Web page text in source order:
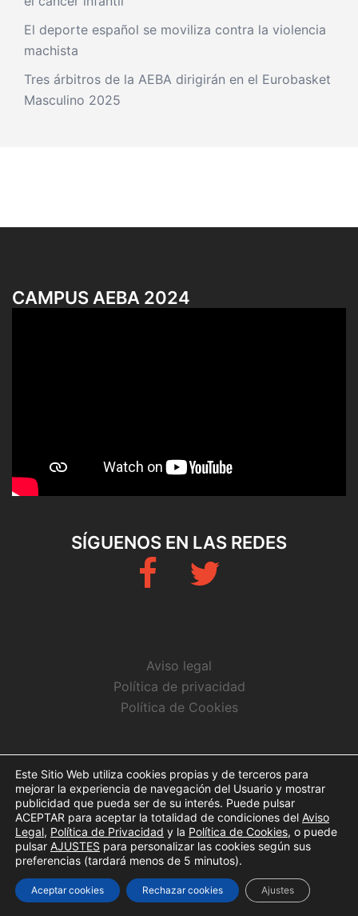
El deporte español se moviliza contra la violencia
machista
Tres árbitros de la AEBA dirigirán en el Eurobasket
Masculino 2025
CAMPUS AEBA 2024
SÍGUENOS EN LAS REDES
Fb Twitter
Aviso legal
Política de privacidad
Política de Cookies
CONTACTO
info@arbitrosaeba.com
© Copyright 2017. Todos los derechos reservados
Este Sitio Web utiliza cookies propias y de terceros para
mejorar la experiencia de navegación del Usuario y mostrar
publicidad que pueda ser de su interés. Puede pulsar
ACEPTAR para aceptar la totalidad de condiciones del Aviso
Legal, Política de Privacidad y la Política de Cookies, o puede
pulsar AJUSTES para personalizar las cookies según sus
preferencias (tardará menos de 5 minutos).
Aceptar cookies Rechazar cookies Ajustes